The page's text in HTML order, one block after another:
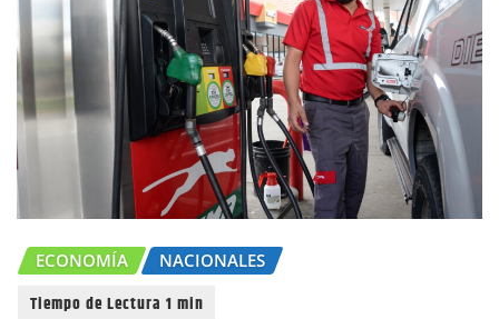
ECONOMÍA NACIONALES